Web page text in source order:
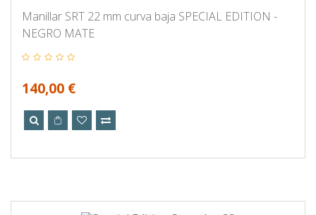
Manillar SRT 22 mm curva baja SPECIAL EDITION -
NEGRO MATE
140,00 €